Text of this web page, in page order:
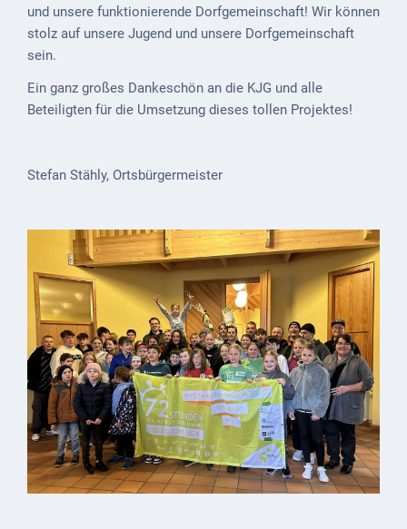
Kultur &
Freizeit
feiern
Radfahren
und VHS
Kalender
Wein &
Genuss
Fest um
den
Wein
Weinprinzessin
Wein- &
und unsere funktionierende Dorfgemeinschaft! Wir können
stolz auf unsere Jugend und unsere Dorfgemeinschaft
sein.
Ein ganz großes Dankeschön an die KJG und alle
Beteiligten für die Umsetzung dieses tollen Projektes!
Stefan Stähly, Ortsbürgermeister